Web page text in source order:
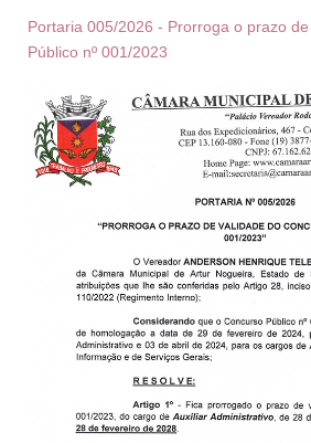
Portaria 005/2026 - Prorroga o prazo
Público nº 001/2023